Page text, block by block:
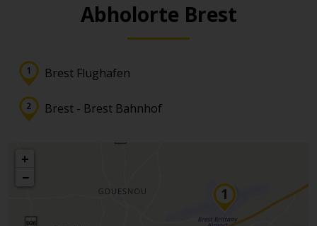
Abholorte Brest
Brest Flughafen
Brest - Brest Bahnhof
+
−